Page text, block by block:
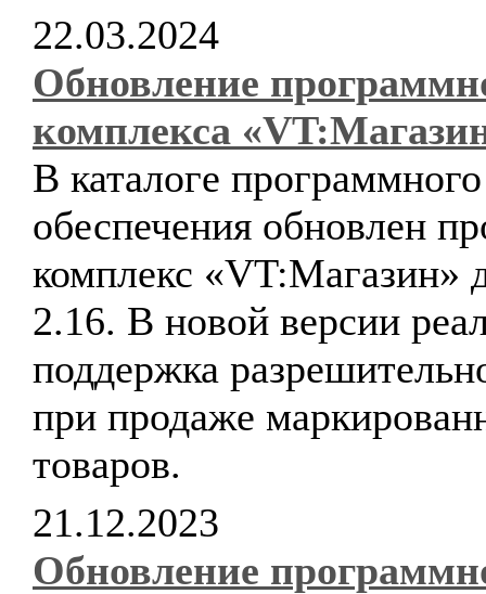
22.03.2024
Обновление
комплекса
В каталоге программного
обеспечения обновлен
комплекс «VT:Магазин»
2.16. В новой версии
поддержка
при продаже
товаров.
21.12.2023
Обновление